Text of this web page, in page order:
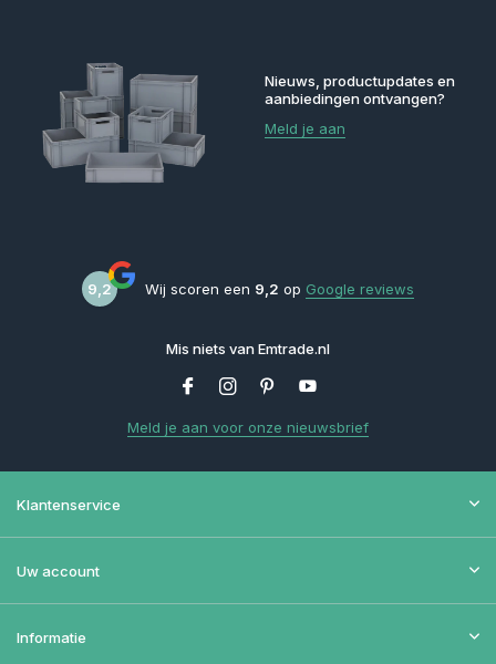
Nieuws, productupdates en
aanbiedingen ontvangen?
Meld je aan
9,2 Wij scoren een 9,2 op Google reviews
Mis niets van Emtrade.nl
Meld je aan voor onze nieuwsbrief
Klantenservice
Uw account
Informatie